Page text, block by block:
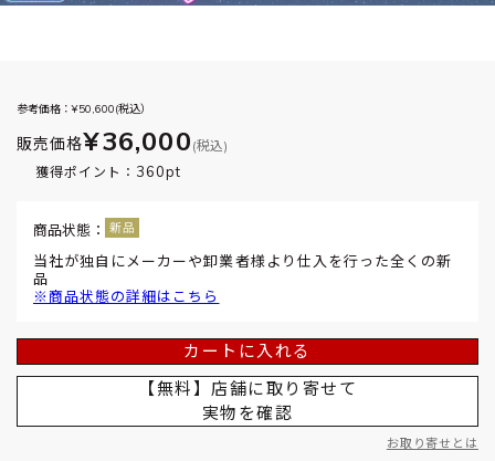
参考価格：¥50,600(税込）
販売価格¥36,000 (税込)
獲得ポイント： 360pt
商品状態：
当社が独自にメーカーや卸業者様より仕入を行った全くの新
品
※商品状態の詳細はこちら
カートに入れる
【無料】店舗に取り寄せて
実物を確認
お取り寄せとは